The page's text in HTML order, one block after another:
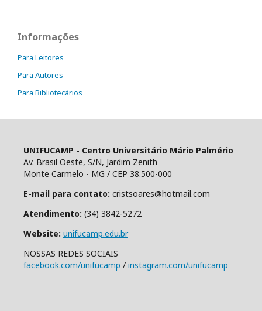
Informações
Para Leitores
Para Autores
Para Bibliotecários
UNIFUCAMP - Centro Universitário Mário Palmério
Av. Brasil Oeste, S/N, Jardim Zenith
Monte Carmelo - MG / CEP 38.500-000
E-mail para contato: cristsoares@hotmail.com
Atendimento: (34) 3842-5272
Website: unifucamp.edu.br
NOSSAS REDES SOCIAIS
facebook.com/unifucamp / instagram.com/unifucamp